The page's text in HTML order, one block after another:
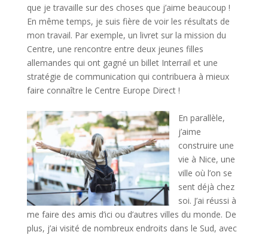
que je travaille sur des choses que j’aime beaucoup !
En même temps, je suis fière de voir les résultats de
mon travail. Par exemple, un livret sur la mission du
Centre, une rencontre entre deux jeunes filles
allemandes qui ont gagné un billet Interrail et une
stratégie de communication qui contribuera à mieux
faire connaître le Centre Europe Direct !
En parallèle,
j’aime
construire une
vie à Nice, une
ville où l’on se
sent déjà chez
soi. J’ai réussi à
me faire des amis d’ici ou d’autres villes du monde. De
plus, j’ai visité de nombreux endroits dans le Sud, avec